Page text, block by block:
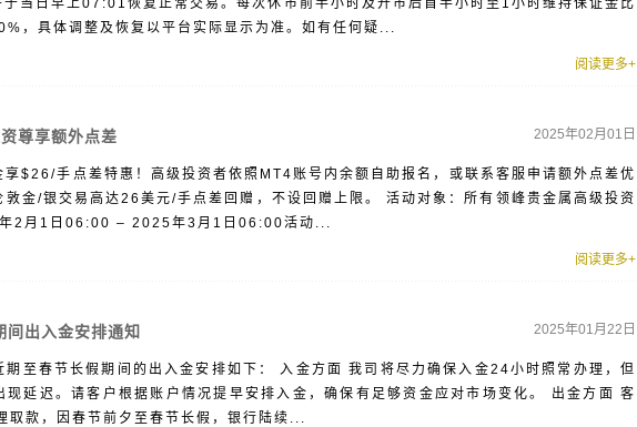
当日早上07:01恢复正常交易。每次休市前半小时及开市后首半小时至1小时维持保证金比
，具体调整及恢复以平台实际显示为准。如有任何疑...
阅读更多+
尊享额外点差 2025年02月01日
享$26/手点差特惠！高级投资者依照MT4账号内余额自助报名，或联系客服申请额外点差优
敦金/银交易高达26美元/手点差回赠，不设回赠上限。 活动对象：所有领峰贵金属高级投资
2月1日06:00 – 2025年3月1日06:00活动...
阅读更多+
间出入金安排通知 2025年01月22日
期至春节长假期间的出入金安排如下： 入金方面 我司将尽力确保入金24小时照常办理，但
现延迟。请客户根据账户情况提早安排入金，确保有足够资金应对市场变化。 出金方面 客
取款，因春节前夕至春节长假，银行陆续...